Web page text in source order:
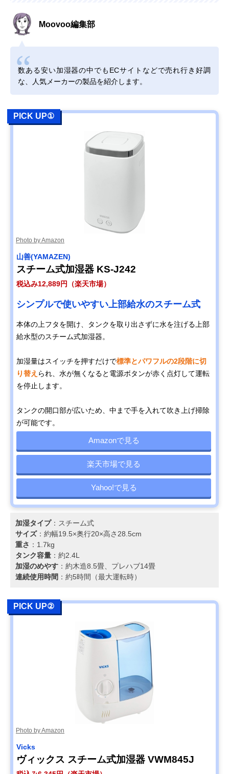
Moovoo編集部
数ある安い加湿器の中でもECサイトなどで売れ行き好調
な、人気メーカーの製品を紹介します。
PICK UP①
Photo by Amazon
山善(YAMAZEN)
スチーム式加湿器 KS-J242
税込み12,889円（楽天市場）
シンプルで使いやすい上部給水のスチーム式
本体の上フタを開け、タンクを取り出さずに水を注げる上部
給水型のスチーム式加湿器。
加湿量はスイッチを押すだけで標準とパワフルの2段階に切
り替え られ、水が無くなると電源ボタンが赤く点灯して運転
を停止します。
タンクの開口部が広いため、中まで手を入れて吹き上げ掃除
が可能です。
Amazonで見る
楽天市場で見る
Yahoo!で見る
加湿タイプ：スチーム式
サイズ：約幅19.5×奥行20×高さ28.5cm
重さ ：1.7kg
タンク容量 ：約2.4L
加湿のめやす ：約木造8.5畳、プレハブ14畳
連続使用時間 ：約5時間（最大運転時）
PICK UP②
Photo by Amazon
Vicks
ヴィックス スチーム式加湿器 VWM845J